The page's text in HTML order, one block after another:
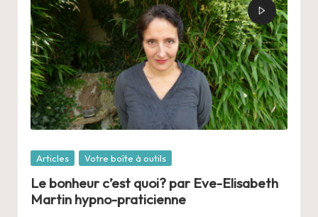
Posté
Articles Votre boîte à outils
Le bonheur c’est quoi? par Eve-Elisabeth
Martin hypno-praticienne